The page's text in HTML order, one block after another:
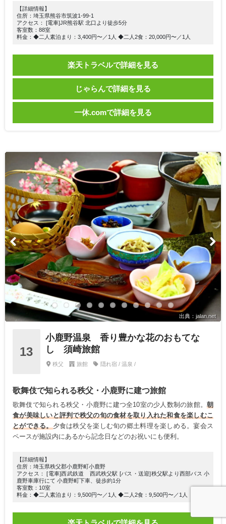
【詳細情報】
住所：埼玉県熊谷市筑波1-99-1
アクセス： [電車]JR熊谷駅 北口より徒歩5分
客室数：88室
料金：◆二人素泊まり：3,400円〜／1人 ◆二人2食：20,000円〜／1人
楽天トラベルで詳細を見る
じゃらんで詳細を見る
一休.comで詳細を見る
出典：jalan.net
13
小鹿野温泉 香り豊かな花のおもてな
し 須崎旅館
秩父 旅館 隠れ宿 / 温泉 /
歌舞伎で知られる秩父・小鹿野に建つ旅館
歌舞伎で知られる秩父・小鹿野に建つ全10室の少人数制の旅館。朝
食が美味しいと評判で秩父の旬の食材を取り入れた和食を楽しむこ
とができる。 夕食は秩父を楽しむ旬の郷土料理を楽しめる。宴会ス
ペースが施設内にあるから記念日などのお祝いにも便利。
【詳細情報】
住所：埼玉県秩父郡小鹿野町小鹿野
アクセス： [電車]西武鉄道 西武秩父駅 [バス・送迎]秩父駅より西部バス 小
鹿野車庫行にて 小鹿野町下車、徒歩約1分
客室数：10室
料金：◆二人素泊まり：9,500円〜／1人 ◆二人2食：9,500円〜／1人